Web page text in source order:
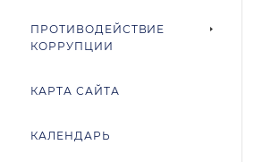
ПРОТИВОДЕЙСТВИЕ
КОРРУПЦИИ
КАРТА САЙТА
КАЛЕНДАРЬ